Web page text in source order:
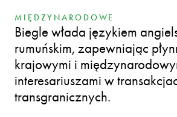
MIĘDZYNARODOWE
Biegle włada językiem
rumuńskim, zapewniając
krajowymi i
interesariuszami w
transgranicznych.